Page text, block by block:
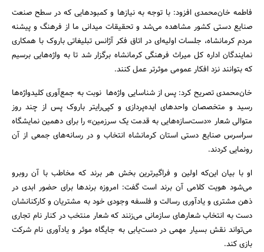
جستجو
فاطمه خان‌محمدی افزود: با توجه به نیازها و کمبودهایی که در سطح صنعت
صنایع دستی کشور مشاهده می‌شد و تحقیقات میدانی ما از فرهنگ و پیشنه
مردم کرمانشاه، جلسات اولیه‌ای در اتاق فکر آژانس تبلیغاتی باروک با همکاری
نمایندگان اداره کل میراث فرهنگی کرمانشاه برگزار شد تا به واژه‌هایی برسیم
که بتوانند نزد افکار عمومی موثرتر عمل کنند.
خان‌محمدی تصریح کرد: پس از شناسایی واژه‌ها نوبت به جمع‌آوری کلیدواژه‌ها
رسید و متخصصان واحدهای ایده‌پردازی و کپی‌رایتر باروک پس از چند روز
متوالی شعار «دست‌سازه‌هایی به قدمت یک سرزمین» را برای دهمین نمایشگاه
سراسرس صنایع دستی استان کرمانشاه انتخاب و در رسانه‌های جمعی از آن
رونمایی کردند.
او با بیان این‌که اولین و فراگیرترین بخش هر برند که مخاطب با آن روبرو
می‌شود هویت کلامی آن برند است گفت: امروزه برندها برای حضور ابدی در
ذهن مشتری و یادآوری رسالت و فلسفه وجودی خود به مشتریان و کارکنانشان
دست به انتخاب شعارهای سازمانی می‌زنند که شعار منتخب در کنار نام تجاری
می‌تواند نقش بسیار مهمی در دست‌یابی به جایگاه موثر و یادآوری نام شرکت
بازی کند.